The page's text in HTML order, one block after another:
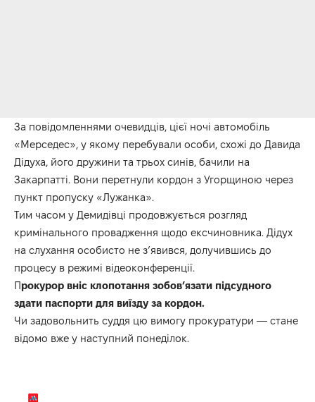
За повідомленнями очевидців, цієї ночі автомобіль
«Мерседес», у якому перебували особи, схожі до Давида
Дідуха, його дружини та трьох синів, бачили на
Закарпатті. Вони перетнули кордон з Угорщиною через
пункт пропуску «Лужанка».
Тим часом у Демидівці продовжується розгляд
кримінального провадження щодо ексчиновника. Дідух
на слухання особисто не з’явився, долучившись до
процесу в режимі відеоконференції.
Прокурор вніс клопотання зобов’язати підсудного
здати паспорти для виїзду за кордон.
Чи задовольнить суддя цю вимогу прокуратури — стане
відомо вже у наступний понеділок.